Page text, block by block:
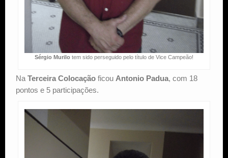
Sérgio Murilotem sido perseguido pelo título de Vice Campeão!
Na Terceira Colocação ficou Antonio Padua, com 18
pontos e 5 participações.